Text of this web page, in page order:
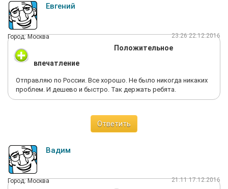
Евгений
Город: Москва 23:26 22.12.2016
Положительное
впечатление
Отправляю по России. Все хорошо. Не было никогда никаких
проблем. И дешево и быстро. Так держать ребята.
Ответить
Вадим
Город: Москва 21:11 17.12.2016